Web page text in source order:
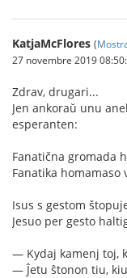
KatjaMcFlores (
27 novembre 2019
Zdrav, drugari...
Jen ankoraŭ unu
esperanten:
Fanatična gromada
Fanatika
Isus s gestom
Jesuo per gesto
— Kydaj kamenj toj,
— Ĵetu ŝtonon tiu,